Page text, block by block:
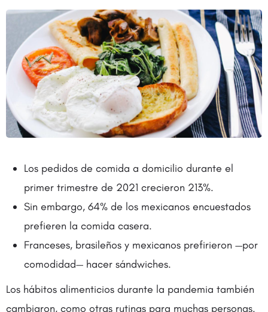
Los pedidos de comida a domicilio durante el
primer trimestre de 2021 crecieron 213%.
Sin embargo, 64% de los mexicanos encuestados
prefieren la comida casera.
Franceses, brasileños y mexicanos prefirieron —por
comodidad— hacer sándwiches.
Los hábitos alimenticios durante la pandemia también
cambiaron, como otras rutinas para muchas personas.